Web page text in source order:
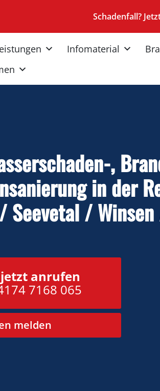
Schadenfall?
Infomaterial
,
in der
/
anrufen
7168 065
melden